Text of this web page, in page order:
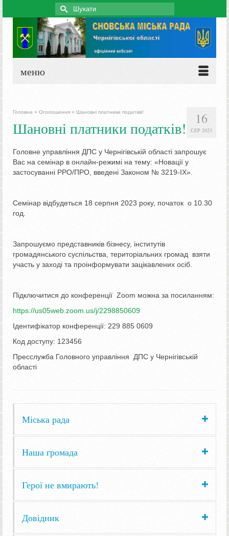
Search
for:
меню
16
СЕР 2023
Головна » Оголошення » Шановні платники податків!
Шановні платники податків!
Головне управління ДПС у Чернігівській області запрошує
Вас на семінар в онлайн-режимі на тему: «Новації у
застосуванні РРО/ПРО, введені Законом № 3219-IX».
Семінар відбудеться 18 серпня 2023 року, початок о 10.30
год.
Запрошуємо представників бізнесу, інститутів
громадянського суспільства, територіальних громад взяти
участь у заході та проінформувати зацікавлених осіб.
Підключитися до конференції Zoom можна за посиланням:
https://us05web.zoom.us/j/2298850609
Ідентифікатор конференції: 229 885 0609
Код доступу: 123456
Пресслужба Головного управління ДПС у Чернігівській
області
Міська рада
Наша громада
Герої не вмирають!
Довідник